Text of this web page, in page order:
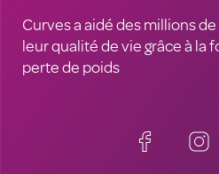
Curves a aidé des millions
leur qualité de vie grâce à la
perte de poids